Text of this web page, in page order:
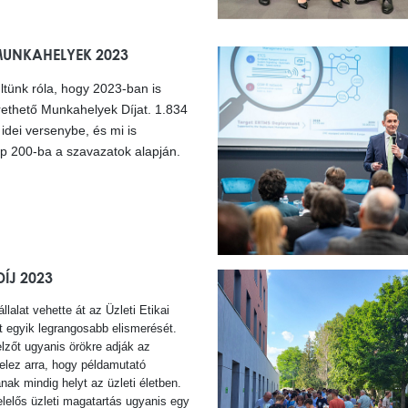
2023
róla, hogy 2023-ban is
Munkahelyek Díjat. 1.834
versenybe, és mi is
200-ba a szavazatok alapján.
2023
vehette át az Üzleti Etikai
legrangosabb elismerését.
ugyanis örökre adják az
arra, hogy példamutató
mindig helyt az üzleti életben.
üzleti magatartás ugyanis egy